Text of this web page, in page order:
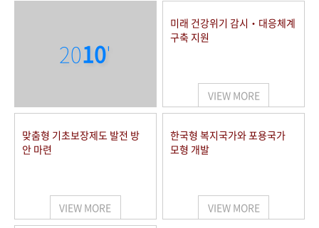
2010'
미래 건강위기 감시‧대응체계
구축 지원
VIEW MORE
맞춤형 기초보장제도 발전 방
안 마련
VIEW MORE
한국형 복지국가와 포용국가
모형 개발
VIEW MORE